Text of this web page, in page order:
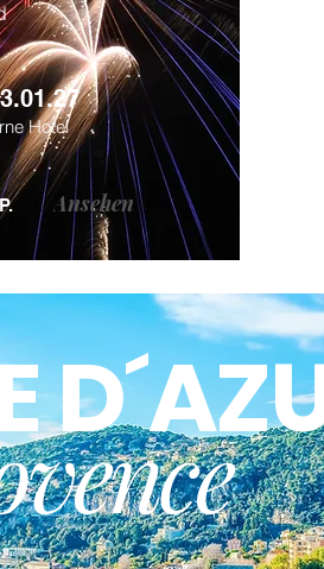
Hotel
Ansehen